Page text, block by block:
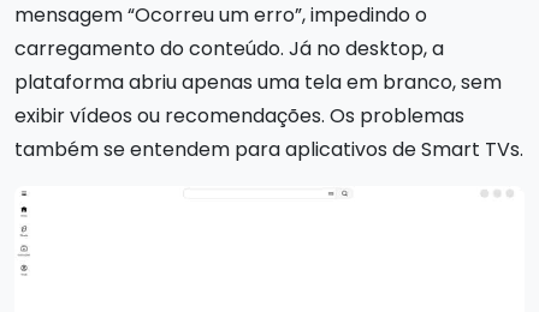
mensagem “Ocorreu um erro”, impedindo o
carregamento do conteúdo. Já no desktop, a
plataforma abriu apenas uma tela em branco, sem
exibir vídeos ou recomendações. Os problemas
também se entendem para aplicativos de Smart TVs.